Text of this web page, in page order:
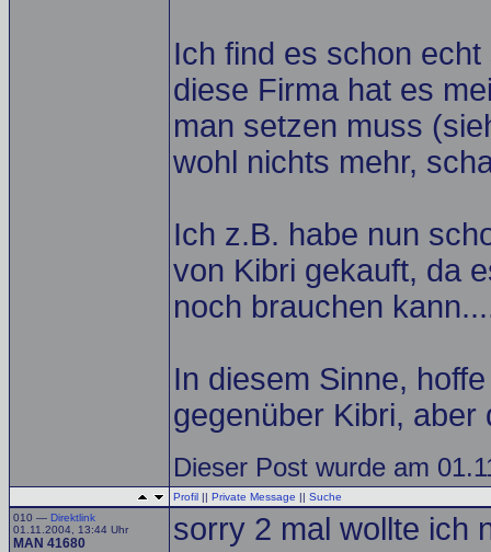
Ich find es schon
diese Firma hat es
man setzen muss
wohl nichts mehr,
Ich z.B. habe nun
von Kibri gekauft, da
noch brauchen
In diesem Sinne,
gegenüber Kibri, aber
Dieser Post wurde am
Profil || Private Message || Suche
010 — Direktlink
01.11.2004, 13:44 Uhr
MAN 41680 sorry 2 mal wollte ich